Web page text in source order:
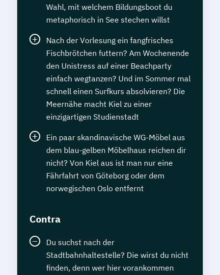
Wahl, mit welchem Bildungsboot du
metaphorisch in See stechen willst
Nach der Vorlesung ein fangfrisches
Fischbrötchen futtern? Am Wochenende
den Unistress auf einer Beachparty
einfach wegtanzen? Und im Sommer mal
schnell einen Surfkurs absolvieren? Die
Meernähe macht Kiel zu einer
einzigartigen Studienstadt
Ein paar skandinavische WG-Möbel aus
dem blau-gelben Möbelhaus reichen dir
nicht? Von Kiel aus ist man nur eine
Fährfahrt von Göteborg oder dem
norwegischen Oslo entfernt
Contra
Du suchst nach der
Stadtbahnhaltestelle? Die wirst du nicht
finden, denn wer hier vorankommen